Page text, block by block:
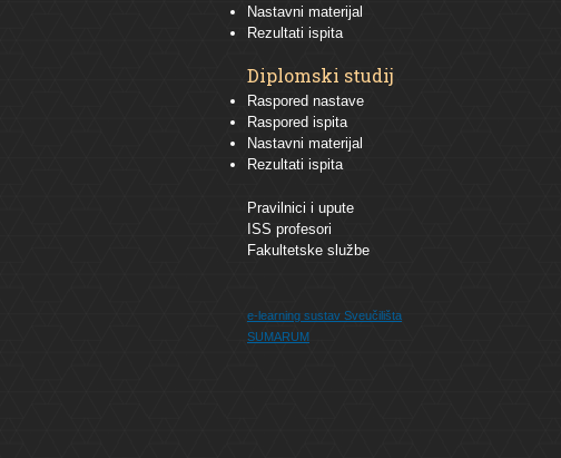
Nastavni materijal
Rezultati ispita
Diplomski studij
Raspored nastave
Raspored ispita
Nastavni materijal
Rezultati ispita
Pravilnici i upute
ISS profesori
Fakultetske službe
e-learning sustav Sveučilišta
SUMARUM